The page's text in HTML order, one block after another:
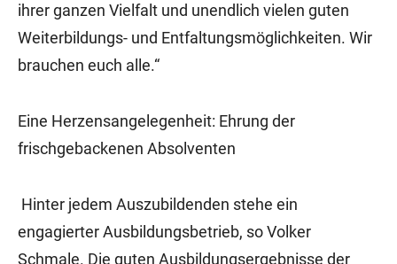
ihrer ganzen Vielfalt und unendlich vielen guten
Weiterbildungs- und Entfaltungsmöglichkeiten. Wir
brauchen euch alle.“
Eine Herzensangelegenheit: Ehrung der
frischgebackenen Absolventen
Hinter jedem Auszubildenden stehe ein
engagierter Ausbildungsbetrieb, so Volker
Schmale. Die guten Ausbildungsergebnisse der